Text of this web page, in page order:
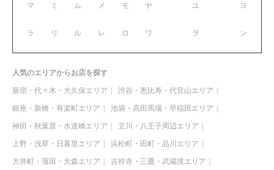
マ ミ ム メ モ
ラ リ ル レ ロ
ヤ ユ ヨ
ワ ヲ ン
人気のエリアからお店を探す
新宿・代々木・大久保エリア 渋谷・恵比寿・代官山エリア
銀座・新橋・有楽町エリア 池袋・高田馬場・早稲田エリア
神田・秋葉原・水道橋エリア 立川・八王子周辺エリア
上野・浅草・日暮里エリア 浜松町・田町・品川エリア
大井町・蒲田・大森エリア 吉祥寺・三鷹・武蔵境エリア